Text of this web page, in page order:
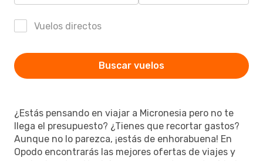
Vuelos directos
Buscar vuelos
¿Estás pensando en viajar a Micronesia pero no te
llega el presupuesto? ¿Tienes que recortar gastos?
Aunque no lo parezca, ¡estás de enhorabuena! En
Opodo encontrarás las mejores ofertas de viajes y